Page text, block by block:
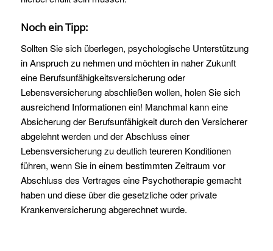
Noch ein Tipp:
Sollten Sie sich überlegen, psychologische Unterstützung
in Anspruch zu nehmen und möchten in naher Zukunft
eine Berufsunfähigkeitsversicherung oder
Lebensversicherung abschließen wollen, holen Sie sich
ausreichend Informationen ein! Manchmal kann eine
Absicherung der Berufsunfähigkeit durch den Versicherer
abgelehnt werden und der Abschluss einer
Lebensversicherung zu deutlich teureren Konditionen
führen, wenn Sie in einem bestimmten Zeitraum vor
Abschluss des Vertrages eine Psychotherapie gemacht
haben und diese über die gesetzliche oder private
Krankenversicherung abgerechnet wurde.